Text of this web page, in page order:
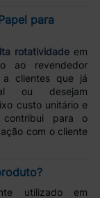
para
rotatividade em
ao revendedor
clientes que já
ou desejam
custo unitário e
para o
com o cliente
utilizado em